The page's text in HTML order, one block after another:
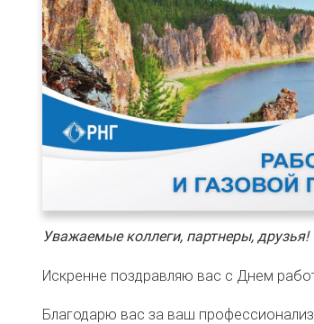
Уважаемые коллеги, партнеры, друзья!
Искренне поздравляю вас с Днем
Благодарю вас за ваш